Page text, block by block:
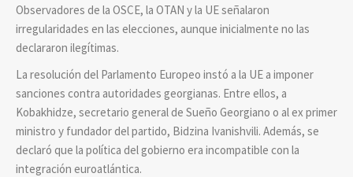
Observadores de la OSCE, la OTAN y la UE señalaron
irregularidades en las elecciones, aunque inicialmente no las
declararon ilegítimas.
La resolución del Parlamento Europeo instó a la UE a imponer
sanciones contra autoridades georgianas. Entre ellos, a
Kobakhidze, secretario general de Sueño Georgiano o al ex primer
ministro y fundador del partido, Bidzina Ivanishvili. Además, se
declaró que la política del gobierno era incompatible con la
integración euroatlántica.